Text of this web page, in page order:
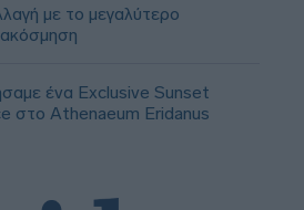
με το μεγαλύτερο
ένα Exclusive Sunset
στο Athenaeum Eridanus